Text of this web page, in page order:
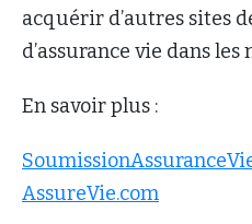
acquérir d’autres sites
d’assurance vie dans les
En savoir plus :
AssureVie.com